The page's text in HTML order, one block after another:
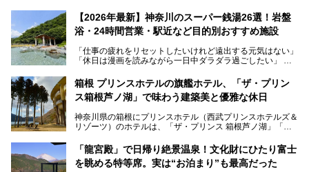
的な“没入感（イマーシブ）”を体験できます。
今回は、そんな大注目の施設に一足先にお邪魔し、その全貌
を見学させていただきました！
サウナ室の中に咲き誇る桜、魚たちが泳ぐ水風呂、そしてバ
リのビーチを思わせる休憩スペース…。驚きの連続だった館
内の様子をレポートします！
【2026年最新】神奈川のスーパー銭湯26選！岩盤
浴・24時間営業・駅近など目的別おすすめ施設
「仕事の疲れをリセットしたいけれど遠出する元気はない」
「休日は漫画を読みながら一日中ダラダラ過ごしたい」
たい」
そんな「癒やされたい」という願いを叶えてくれるのが、神
神奈川県には、サウナや岩盤浴、一日中遊べるエンタメ施設
など、“非日常”を味わえるスーパー銭湯が数多く揃っていま
う」という人も多いはず。
そこで今回は、神奈川県内の人気施設26選を「安さ」「岩
箱根 プリンスホテルの旗艦ホテル、「ザ・プリン
ス箱根芦ノ湖」で味わう建築美と優雅な休日
神奈川県の箱根にプリンスホテル（西武プリンスホテルズ＆
リゾーツ）のホテルは、「ザ・プリンス 箱根芦ノ湖」「芦
「箱根仙石原プリンスホテル」と4軒あり、今回ご紹介する
「ザ・プリンス 箱根芦ノ湖」は、その中でもフラッグシッ
プ（旗艦）に位置づけられる特別なホテルです。
「龍宮殿」で日帰り絶景温泉！文化財にひたり富士
を眺める特等席。実は“お泊まり”も最高だった